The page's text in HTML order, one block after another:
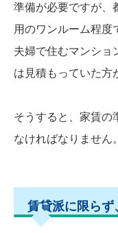
準備が必要ですが、
用のワンルーム程度
夫婦で住むマンショ
は見積もっていた方
そうすると、家賃の
なければなりません。
賃貸派に限らず